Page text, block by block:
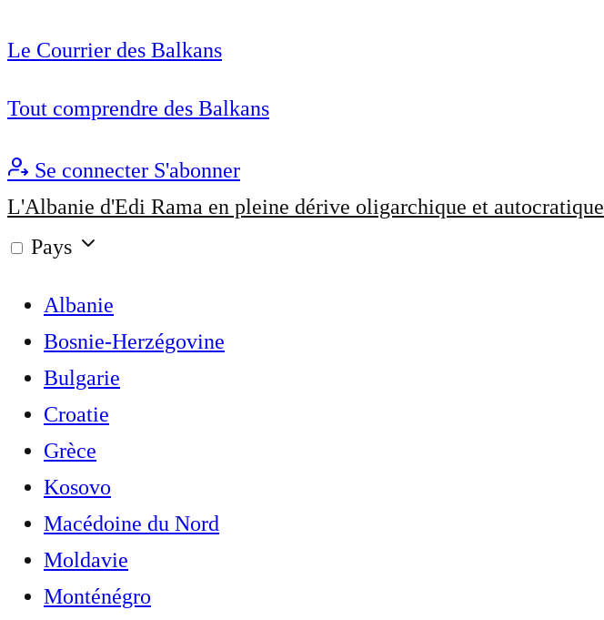
Le Courrier des Balkans
Tout comprendre des Balkans
Se connecter S'abonner
L'Albanie d'Edi Rama en pleine dérive oligarchique et autocratique
Pays
Albanie
Bosnie-Herzégovine
Bulgarie
Croatie
Grèce
Kosovo
Macédoine du Nord
Moldavie
Monténégro